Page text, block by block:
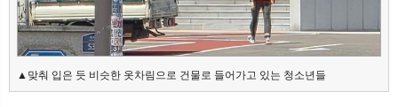
▲맞춰 입은 듯 비슷한 옷차림으로 건물로 들어가고 있는 청소년들